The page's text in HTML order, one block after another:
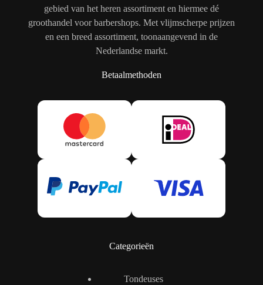
gebied van het heren assortiment en hiermee dé
groothandel voor barbershops. Met vlijmscherpe prijzen
en een breed assortiment, toonaangevend in de
Nederlandse markt.
Betaalmethoden
Categorieën
Tondeuses